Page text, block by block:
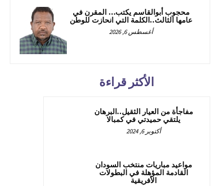
محجوب أبوالقاسم يكتب… المقرن في
عامها الثالث..الكلمة التي انحازت للوطن
أغسطس 6, 2026
الأكثر قراءة
مفاجأة من العيار الثقيل..البرهان
يلتقي حميدتي في كمبالا
أكتوبر 6, 2024
مواعيد مباريات منتخب السودان
القادمة المؤهلة في البطولات
الأفريقية